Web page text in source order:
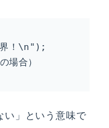
！\n");
合）
い」という意味で